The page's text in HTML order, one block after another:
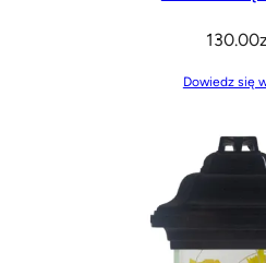
130.00
Dowiedz się